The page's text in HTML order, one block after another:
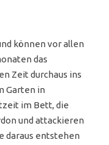
können vor allen
das
Zeit durchaus ins
Garten in
im Bett, die
und attackieren
daraus entstehen